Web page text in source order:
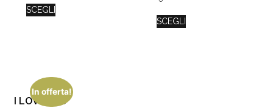
SCEGLI
SCEGLI
In offerta!
I LOVE YOU